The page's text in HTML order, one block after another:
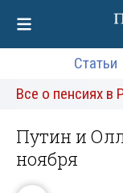
Статьи
Все о пенсиях в
Путин и
ноября